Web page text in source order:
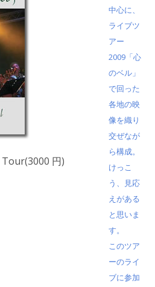
円)
中心に、
ライブツ
アー
2009「心
のベル」
で回った
各地の映
像を織り
交ぜなが
ら構成。
けっこ
う、見応
えがある
と思いま
す。
このツア
ーのライ
ブに参加